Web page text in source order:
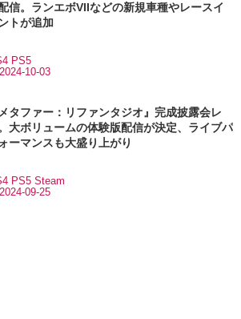
信。ランエボVIIなどの新規車種やレースイ
トが追加
2024-10-03
PS5
メタファー：リファンタジオ』完成披露会レ
大ボリュームの体験版配信が決定、ライブパ
ーマンスも大盛り上がり
2024-09-25
PS5 Steam